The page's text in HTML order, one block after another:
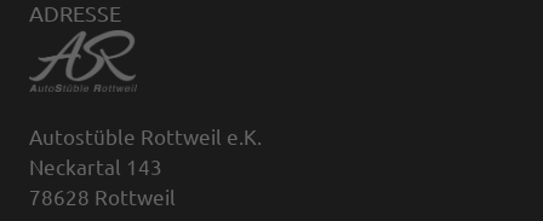
ADRESSE
Autostüble Rottweil e.K.
Neckartal 143
78628 Rottweil